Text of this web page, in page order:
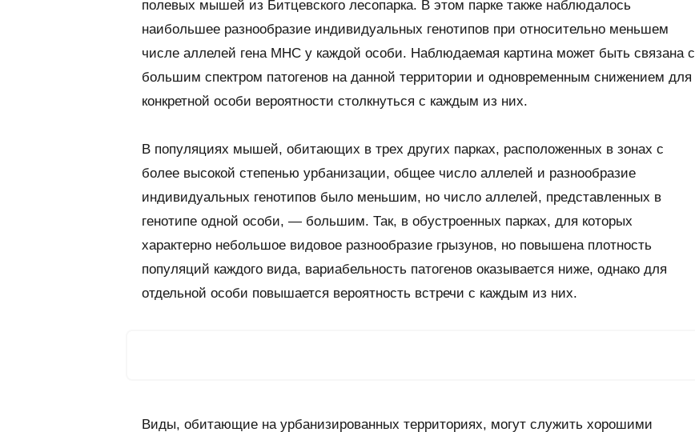
полевых мышей из Битцевского лесопарка. В этом парке также наблюдалось
наибольшее разнообразие индивидуальных генотипов при относительно меньшем
числе аллелей гена MHC у каждой особи. Наблюдаемая картина может быть связана с
большим спектром патогенов на данной территории и одновременным снижением для
конкретной особи вероятности столкнуться с каждым из них.
В популяциях мышей, обитающих в трех других парках, расположенных в зонах с
более высокой степенью урбанизации, общее число аллелей и разнообразие
индивидуальных генотипов было меньшим, но число аллелей, представленных в
генотипе одной особи, — большим. Так, в обустроенных парках, для которых
характерно небольшое видовое разнообразие грызунов, но повышена плотность
популяций каждого вида, вариабельность патогенов оказывается ниже, однако для
отдельной особи повышается вероятность встречи с каждым из них.
Виды, обитающие на урбанизированных территориях, могут служить хорошими